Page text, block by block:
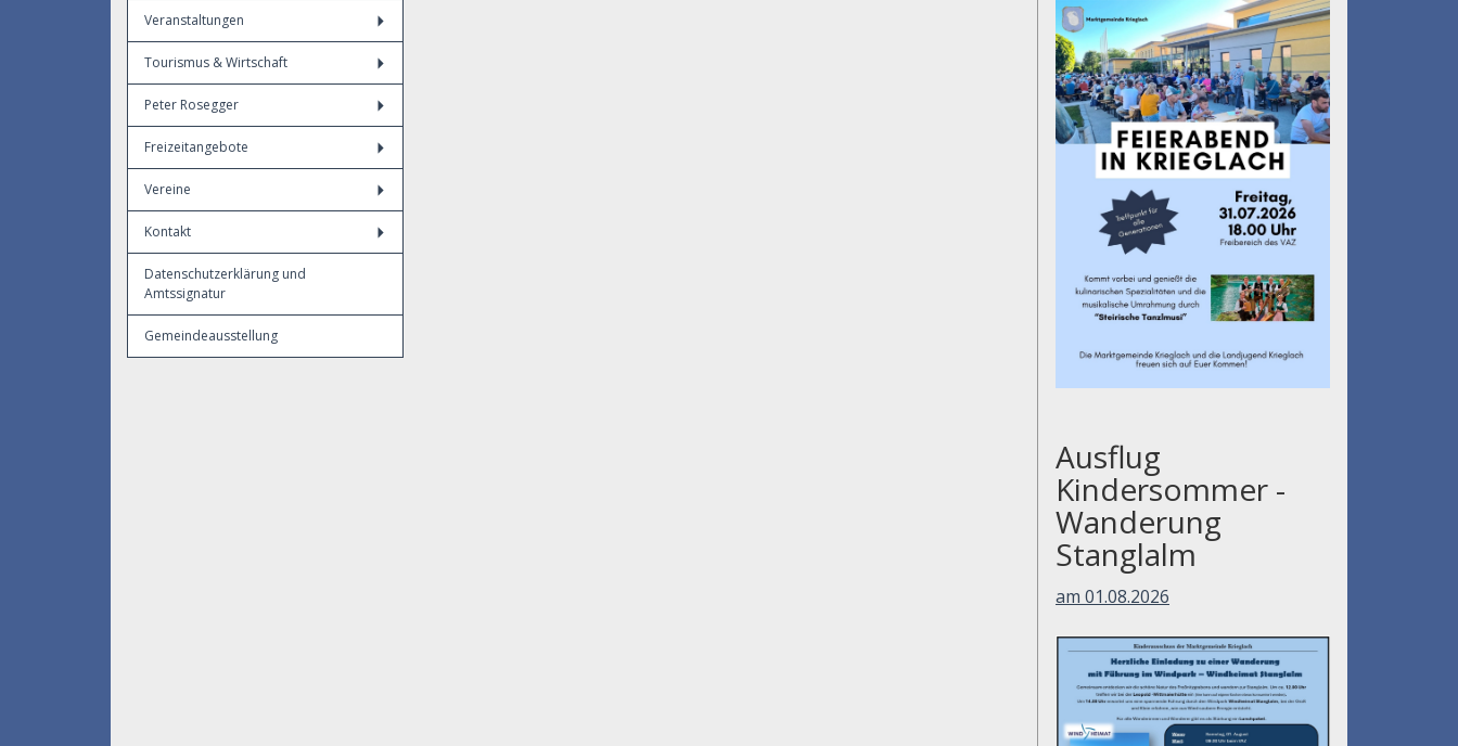
Veranstaltungen
Tourismus & Wirtschaft
Peter Rosegger
Freizeitangebote
Vereine
Kontakt
Datenschutzerklärung und
Amtssignatur
Gemeindeausstellung
Ausflug
Kindersommer -
Wanderung
Stanglalm
am 01.08.2026